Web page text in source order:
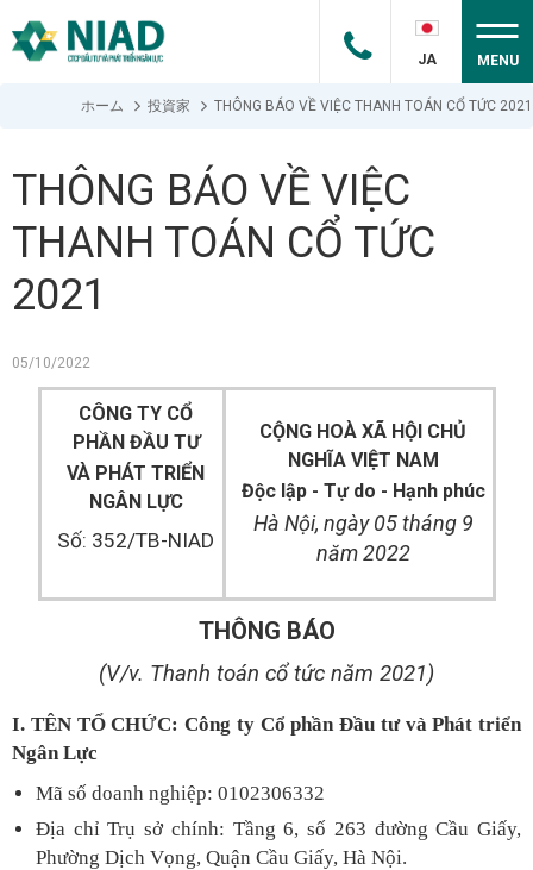
JA MENU
ホーム 投資家 THÔNG BÁO VỀ VIỆC THANH TOÁN CỔ TỨC 2021
THÔNG BÁO VỀ VIỆC
THANH TOÁN CỔ TỨC
2021
05/10/2022
CÔNG TY CỔ
PHẦN ĐẦU TƯ
VÀ PHÁT TRIỂN
NGÂN LỰC
Số: 352/TB-NIAD
CỘNG HOÀ XÃ HỘI CHỦ
NGHĨA VIỆT NAM
Độc lập - Tự do - Hạnh phúc
Hà Nội, ngày 05 tháng 9
năm 2022
THÔNG BÁO
(V/v. Thanh toán cổ tức năm 2021)
I. TÊN TỔ CHỨC: Công ty Cổ phần Đầu tư và Phát triển
Ngân Lực
Mã số doanh nghiệp: 0102306332
Địa chỉ Trụ sở chính: Tầng 6, số 263 đường Cầu Giấy,
Phường Dịch Vọng, Quận Cầu Giấy, Hà Nội.